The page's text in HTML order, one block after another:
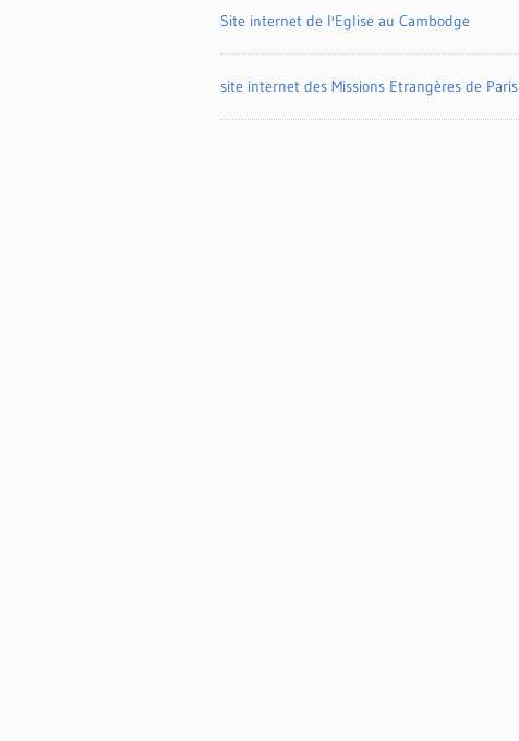
Site internet de l'Eglise au Cambodge
site internet des Missions Etrangères de Paris